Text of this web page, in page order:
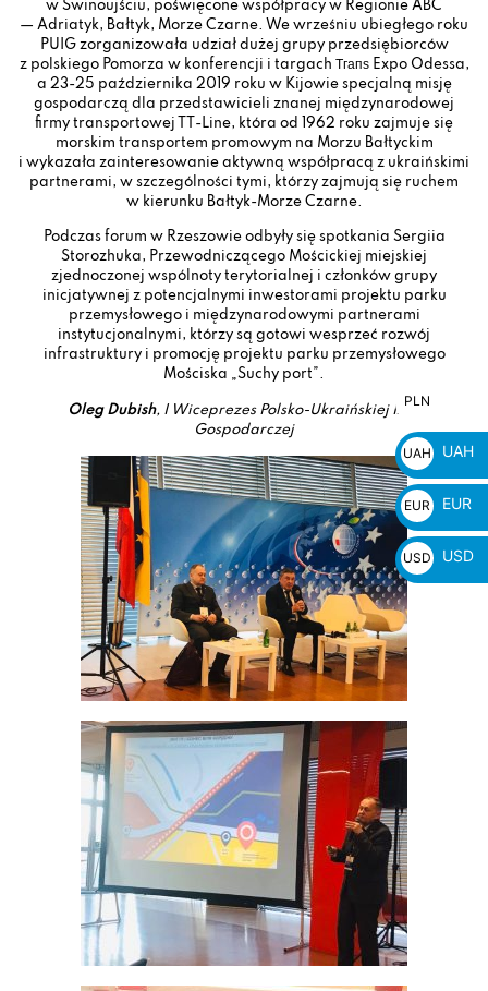
w Świnoujściu, poświęcone współpracy w Regionie ABC
— Adriatyk, Bałtyk, Morze Czarne. We wrześniu ubiegłego roku
PUIG zorganizowała udział dużej grupy przedsiębiorców
z polskiego Pomorza w konferencji i targach Тгапѕ Expo Odessa,
a 23-25 października 2019 roku w Kijowie specjalną misję
gospodarczą dla przedstawicieli znanej międzynarodowej
firmy transportowej TT-Line, która od 1962 roku zajmuje się
morskim transportem promowym na Morzu Bałtyckim
i wykazała zainteresowanie aktywną współpracą z ukraińskimi
partnerami, w szczególności tymi, którzy zajmują się ruchem
w kierunku Bałtyk-Morze Czarne.
Podczas forum w Rzeszowie odbyły się spotkania Sergiia
Storozhuka, Przewodniczącego Mościckiej miejskiej
zjednoczonej wspólnoty terytorialnej i członków grupy
inicjatywnej z potencjalnymi inwestorami projektu parku
przemysłowego i międzynarodowymi partnerami
instytucjonalnymi, którzy są gotowi wesprzeć rozwój
infrastruktury i promocję projektu parku przemysłowego
Mościska „Suchy port”.
Oleg Dubish, I Wiceprezes Polsko-Ukraińskiej Izby
Gospodarczej
PLN
zł
UAH
₴
UAH
EUR
€
EUR
USD
$
USD